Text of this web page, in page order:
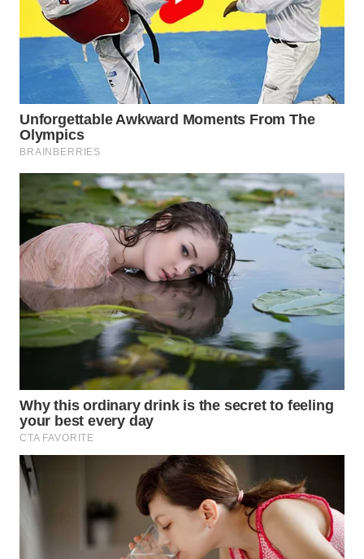
TV
WAHANANEWS
ID
WAHANANEWS
CO ID
WAHANANEWS
NET
WAHANA
SPORT
WAHANA
UMKM
WAHANA
WAHANA
PERSONA
OTOMOTIF